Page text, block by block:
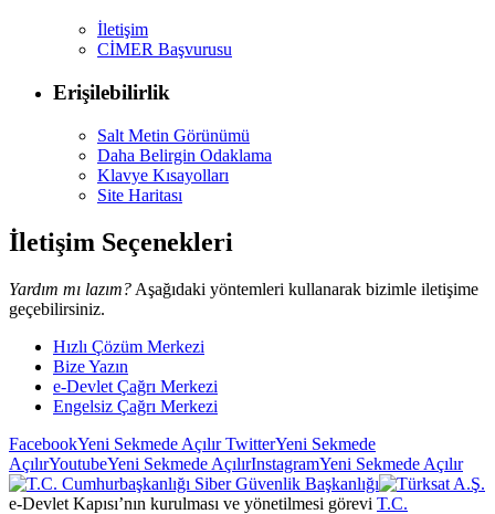
İletişim
CİMER Başvurusu
Erişilebilirlik
Salt Metin Görünümü
Daha Belirgin Odaklama
Klavye Kısayolları
Site Haritası
İletişim Seçenekleri
Yardım mı lazım? Aşağıdaki yöntemleri kullanarak bizimle iletişime
geçebilirsiniz.
Hızlı Çözüm Merkezi
Bize Yazın
e-Devlet Çağrı Merkezi
Engelsiz Çağrı Merkezi
FacebookYeni Sekmede AçılırTwitterYeni Sekmede
AçılırYoutubeYeni Sekmede AçılırInstagramYeni Sekmede Açılır
e-Devlet Kapısı’nın kurulması ve yönetilmesi görevi T.C.